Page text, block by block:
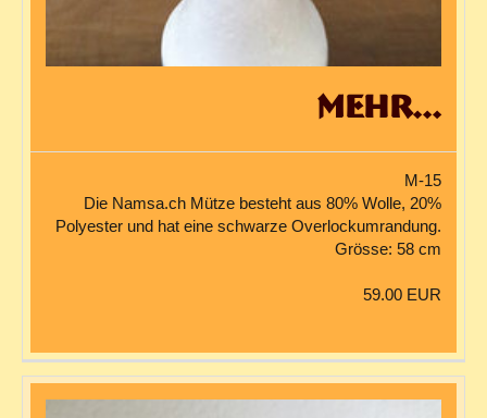
mehr...
M-15
Die Namsa.ch Mütze besteht aus 80% Wolle, 20%
Polyester und hat eine schwarze Overlockumrandung.
Grösse: 58 cm
59.00 EUR